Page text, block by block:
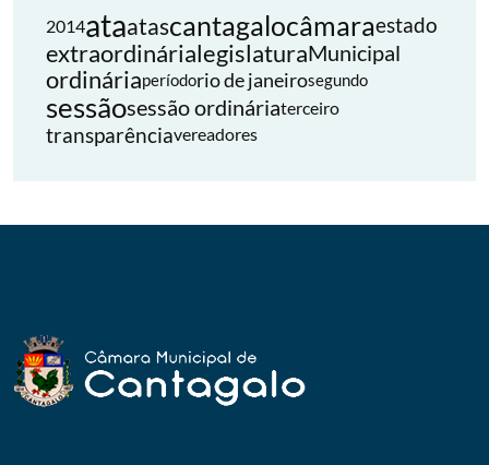
2014ataatascantagalocâmaraestado
extraordinárialegislaturaMunicipal
ordináriaperíodorio de janeirosegundo
sessãosessão ordináriaterceiro
transparênciavereadores